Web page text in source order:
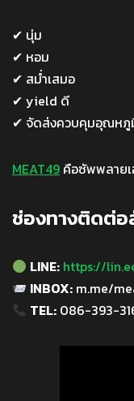
✔ นุ่ม
✔ หอม
✔ สม่ำเสมอ
✔ yield ดี
✔ จัดส่งควบคุมอุณหภู
MEAT49 คือซัพพลาย
ช่องทางติดต่
LINE: https://
INBOX: m.me/
TEL: 086-393-